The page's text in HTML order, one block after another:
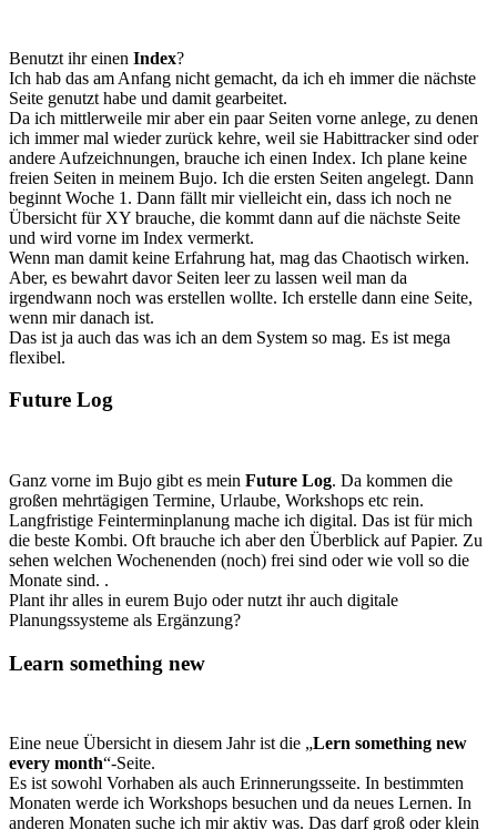
Benutzt ihr einen Index?
Ich hab das am Anfang nicht gemacht, da ich eh immer die nächste
Seite genutzt habe und damit gearbeitet.
Da ich mittlerweile mir aber ein paar Seiten vorne anlege, zu denen
ich immer mal wieder zurück kehre, weil sie Habittracker sind oder
andere Aufzeichnungen, brauche ich einen Index. Ich plane keine
freien Seiten in meinem Bujo. Ich die ersten Seiten angelegt. Dann
beginnt Woche 1. Dann fällt mir vielleicht ein, dass ich noch ne
Übersicht für XY brauche, die kommt dann auf die nächste Seite
und wird vorne im Index vermerkt.
Wenn man damit keine Erfahrung hat, mag das Chaotisch wirken.
Aber, es bewahrt davor Seiten leer zu lassen weil man da
irgendwann noch was erstellen wollte. Ich erstelle dann eine Seite,
wenn mir danach ist.
Das ist ja auch das was ich an dem System so mag. Es ist mega
flexibel.
Future Log
Ganz vorne im Bujo gibt es mein Future Log. Da kommen die
großen mehrtägigen Termine, Urlaube, Workshops etc rein.
Langfristige Feinterminplanung mache ich digital. Das ist für mich
die beste Kombi. Oft brauche ich aber den Überblick auf Papier. Zu
sehen welchen Wochenenden (noch) frei sind oder wie voll so die
Monate sind. .
Plant ihr alles in eurem Bujo oder nutzt ihr auch digitale
Planungssysteme als Ergänzung?
Learn something new
Eine neue Übersicht in diesem Jahr ist die „Lern something new
every month“-Seite.
Es ist sowohl Vorhaben als auch Erinnerungsseite. In bestimmten
Monaten werde ich Workshops besuchen und da neues Lernen. In
anderen Monaten suche ich mir aktiv was. Das darf groß oder klein